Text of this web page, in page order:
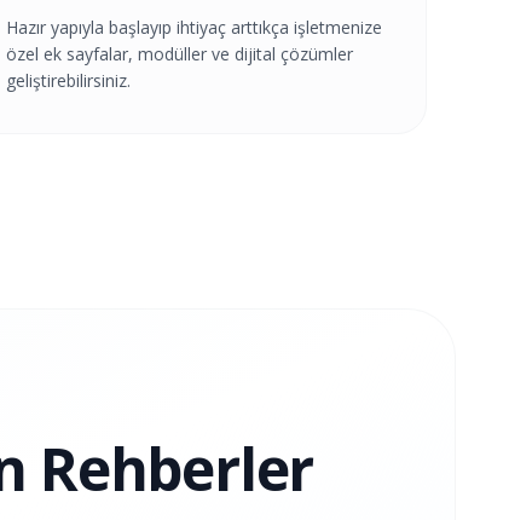
Hazır yapıyla başlayıp ihtiyaç arttıkça işletmenize
özel ek sayfalar, modüller ve dijital çözümler
geliştirebilirsiniz.
Rehberler